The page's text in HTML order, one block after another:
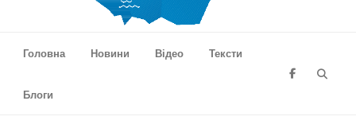
Головна
Новини Відео Тексти
Блоги